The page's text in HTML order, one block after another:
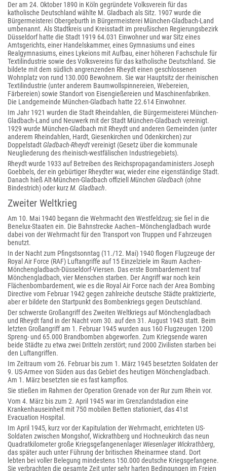
Der am 24. Oktober 1890 in Köln gegründete Volksverein für das
katholische Deutschland wählte M. Gladbach als Sitz. 1907 wurde die
Bürgermeisterei Obergeburth in Bürgermeisterei München-Gladbach-Land
umbenannt. Als Stadtkreis und Kreisstadt im preußischen Regierungsbezirk
Düsseldorf hatte die Stadt 1919 64.031 Einwohner und war Sitz eines
Amtsgerichts, einer Handelskammer, eines Gymnasiums und eines
Realgymnasiums, eines Lykeions mit Aufbau, einer höheren Fachschule für
Textilindustrie sowie des Volksvereins für das katholische Deutschland. Sie
bildete mit dem südlich angrenzenden Rheydt einen geschlossenen
Wohnplatz von rund 130.000 Bewohnern. Sie war Hauptsitz der rheinischen
Textilindustrie (unter anderem Baumwollspinnereien, Webereien,
Färbereien) sowie Standort von Eisengießereien und Maschinenfabriken.
Die Landgemeinde München-Gladbach hatte 22.614 Einwohner.
Im Jahr 1921 wurden die Stadt Rheindahlen, die Bürgermeisterei München-
Gladbach-Land und Neuwerk mit der Stadt München-Gladbach vereinigt.
1929 wurde München-Gladbach mit Rheydt und anderen Gemeinden (unter
anderem Rheindahlen, Hardt, Giesenkirchen und Odenkirchen) zur
DoppelstadtGladbach-Rheydtvereinigt (Gesetz über die kommunale
Neugliederung des rheinisch-westfälischen Industriegebiets).
Rheydt wurde 1933 auf Betreiben des Reichspropagandaministers Joseph
Goebbels, der ein gebürtiger Rheydter war, wieder eine eigenständige Stadt.
Danach hieß Alt-München-Gladbach offiziell München Gladbach (ohne
Bindestrich) oder kurzM. Gladbach.
Zweiter Weltkrieg
Am 10. Mai 1940 begann die Wehrmacht den Westfeldzug; sie fiel in die
Benelux-Staaten ein. Die Bahnstrecke Aachen–Mönchengladbach wurde
dabei von der Wehrmacht für den Transport von Truppen und Fahrzeugen
benutzt.
In der Nacht zum Pfingstsonntag (11./12. Mai) 1940 flogen Flugzeuge der
Royal Air Force (RAF) Luftangriffe auf 15 Einzelziele im Raum Aachen-
Mönchengladbach-Düsseldorf-Viersen. Das erste Bombardement traf
Mönchengladbach, vier Menschen starben. Der Angriff war noch kein
Flächenbombardement, wie es die Royal Air Force nach der Area Bombing
Directive vom Februar 1942 gegen zahlreiche deutsche Städte praktizierte,
aber er bildete den Startpunkt des Bombenkriegs gegen Deutschland.
Der schwerste Großangriff des Zweiten Weltkriegs auf Mönchengladbach
und Rheydt fand in der Nacht vom 30. auf den 31. August 1943 statt. Beim
letzten Großangriff am 1. Februar 1945 wurden aus 160 Flugzeugen 1200
Spreng- und 65.000 Brandbomben abgeworfen. Zum Kriegsende waren
beide Städte zu etwa zwei Dritteln zerstört; rund 2000 Zivilisten starben bei
den Luftangriffen.
Im Zeitraum vom 26. Februar bis zum 1. März 1945 besetzten Soldaten der
9. US-Armee von Süden aus das Gebiet des heutigen Mönchengladbach.
Am 1. März besetzten sie es fast kampflos.
Sie stießen im Rahmen der Operation Grenade von der Rur zum Rhein vor.
Vom 4. März bis zum 2. April 1945 war im Grenzlandstadion eine
Krankenhauseinheit mit 750 mobilen Betten stationiert, das 41st
Evacuation Hospital.
Im April 1945, kurz vor der Kapitulation der Wehrmacht, errichteten US-
Soldaten zwischen Mongshof, Wickrathberg und Hochneukirch das neun
Quadratkilometer große Kriegsgefangenenlager Wiesenlager Wickrathberg,
das später auch unter Führung der britischen Rheinarmee stand. Dort
lebten bei voller Belegung mindestens 150.000 deutsche Kriegsgefangene.
Sie verbrachten die gesamte Zeit unter sehr harten Bedingungen im Freien